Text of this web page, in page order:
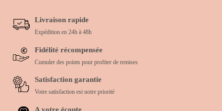
Livraison rapide
Expédition en 24h à 48h
Fidélité récompensée
Cumuler des points pour profiter de remises
Satisfaction garantie
Votre satisfaction est notre priorité
A votre écoute